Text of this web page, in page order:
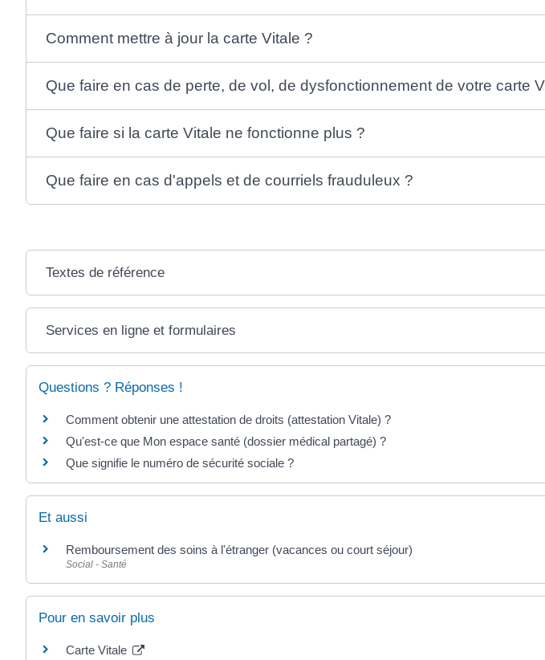
Comment mettre à jour la carte Vitale ?
Que faire en cas de perte, de vol, de dysfonctionnement de votre carte
Que faire si la carte Vitale ne fonctionne plus ?
Que faire en cas d'appels et de courriels frauduleux ?
Textes de référence
Services en ligne et formulaires
Questions ? Réponses !
Comment obtenir une attestation de droits (attestation Vitale) ?
Qu'est-ce que Mon espace santé (dossier médical partagé) ?
Que signifie le numéro de sécurité sociale ?
Et aussi
Remboursement des soins à l'étranger (vacances ou court séjour)
Social - Santé
Pour en savoir plus
Carte Vitale